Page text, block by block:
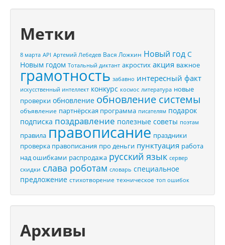
Метки
8 марта API Артемий Лебедев Вася Ложкин Новый год С
Новым годом Тотальный диктант акростих акция важное
грамотность забавно интересный факт
искусственный интеллект конкурс космос литература новые
проверки обновление обновление системы
объявление партнёрская программа писателям подарок
подписка поздравление полезные советы поэтам
правила правописание праздники
проверка правописания про деньги пунктуация работа
над ошибками распродажа русский язык сервер
скидки слава роботам словарь специальное
предложение стихотворение техническое топ ошибок
Архивы